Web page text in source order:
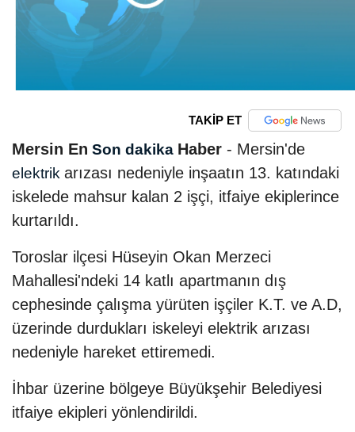
TAKİP ET
Mersin En Son dakika Haber - Mersin'de
elektrik arızası nedeniyle inşaatın 13. katındaki
iskelede mahsur kalan 2 işçi, itfaiye ekiplerince
kurtarıldı.
Toroslar ilçesi Hüseyin Okan Merzeci
Mahallesi'ndeki 14 katlı apartmanın dış
cephesinde çalışma yürüten işçiler K.T. ve A.D,
üzerinde durdukları iskeleyi elektrik arızası
nedeniyle hareket ettiremedi.
İhbar üzerine bölgeye Büyükşehir Belediyesi
itfaiye ekipleri yönlendirildi.